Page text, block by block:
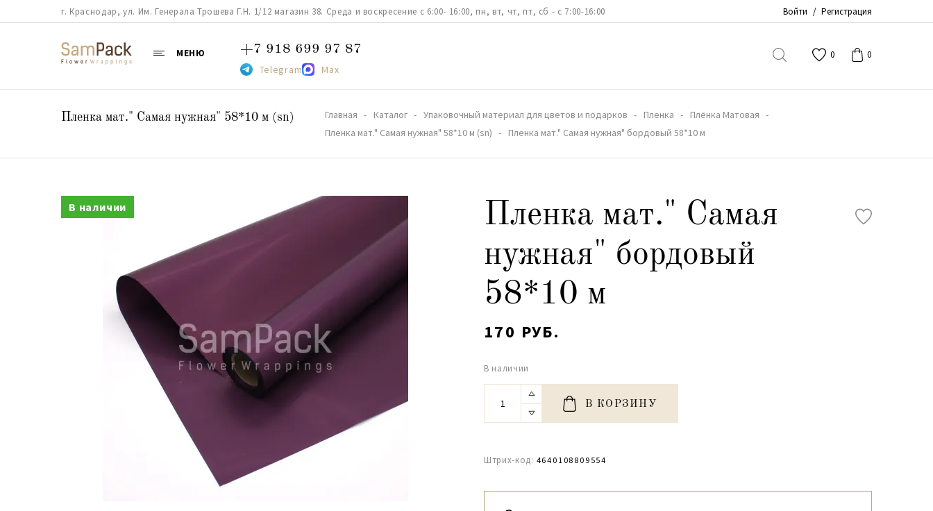
г. Краснодар, ул. Им. Генерала Трошева Г.Н. 1/12 магазин 38. Среда и воскресение с 6:00- 16:00, пн, вт, чт, пт, сб - с 7:00-16:00 Войти / Регистрация
МЕНЮ +7 918 699 97 87
Telegram Max
0 0
Пленка мат." Самая нужная" 58*10 м (sn) Главная Каталог Упаковочный материал для цветов и подарков Пленка
Плёнка Матовая
Пленка мат." Самая нужная" 58*10 м (sn)
Пленка мат." Самая нужная" бордовый 58*10 м
В наличии
Пленка мат." Самая
нужная" бордовый
58*10 м
170 РУБ.
В наличии
В КОРЗИНУ
Штрих-код: 4640108809554